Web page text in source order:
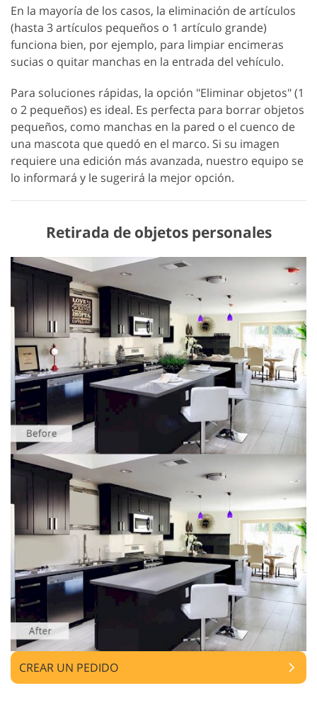
En la mayoría de los casos, la eliminación de artículos
(hasta 3 artículos pequeños o 1 artículo grande)
funciona bien, por ejemplo, para limpiar encimeras
sucias o quitar manchas en la entrada del vehículo.
Para soluciones rápidas, la opción "Eliminar objetos" (1
o 2 pequeños) es ideal. Es perfecta para borrar objetos
pequeños, como manchas en la pared o el cuenco de
una mascota que quedó en el marco. Si su imagen
requiere una edición más avanzada, nuestro equipo se
lo informará y le sugerirá la mejor opción.
Retirada de objetos personales
CREAR UN PEDIDO